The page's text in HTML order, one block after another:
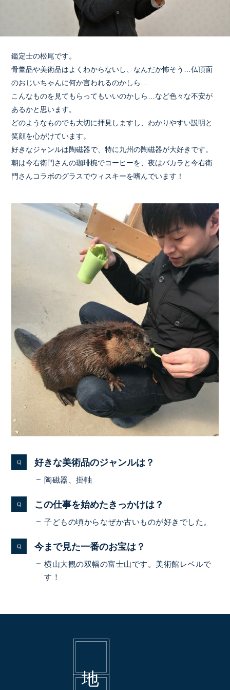
鑑定士の松尾です。
骨董品や美術品はよくわからないし、なんだか怖そう…仏頂面
のおじいちゃんに何か言われるのかしら…
こんなものを見てもらってもいいのかしら…など色々な不安が
あるかと思います。
どのようなものでも大切に拝見しますし、わかりやすい説明と
笑顔を心がけています。
好きなジャンルは陶磁器で、特に九州の陶磁器が大好きです。
朝は今右衛門さんの珈琲椀でコーヒーを、夜はバカラと今右衛
門さんコラボのグラスでウィスキーを嗜んでいます！
好きな美術品のジャンルは？
陶磁器、掛軸
この仕事を始めたきっかけは？
子どもの頃からなぜか古いものが好きでした。
今まで見た一番のお宝は？
横山大観の双幅の富士山です。美術館レベルで
す！